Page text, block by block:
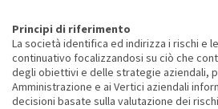
Principi di riferimento
La società identifica ed indirizza i rischi e
continuativo focalizzandosi su ciò che
degli obiettivi e delle strategie aziendali,
Amministrazione e ai Vertici aziendali
decisioni basate sulla valutazione dei